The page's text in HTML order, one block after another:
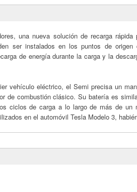
una nueva solución de recarga
ser instalados en los puntos de
de energía durante la carga y la
vehículo eléctrico, el Semi precisa un
de combustión clásico. Su batería es
ciclos de carga a lo largo de más de
en el automóvil Tesla Modelo 3,